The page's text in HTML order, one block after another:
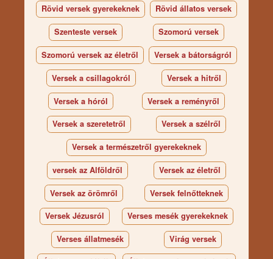
Rövid versek gyerekeknek Rövid állatos versek
Szenteste versek Szomorú versek
Szomorú versek az életről Versek a bátorságról
Versek a csillagokról Versek a hitről
Versek a hóról Versek a reményről
Versek a szeretetről Versek a szélről
Versek a természetről gyerekeknek
versek az Alföldről Versek az életről
Versek az örömről Versek felnőtteknek
Versek Jézusról Verses mesék gyerekeknek
Verses állatmesék Virág versek